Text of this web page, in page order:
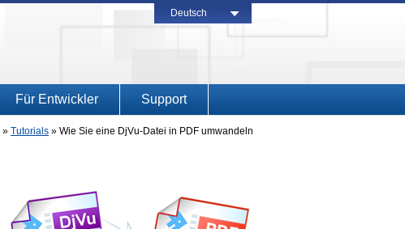
Deutsch
Für Entwickler Support
» Tutorials » Wie Sie eine DjVu-Datei in PDF umwandeln